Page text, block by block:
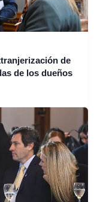
de
de los dueños